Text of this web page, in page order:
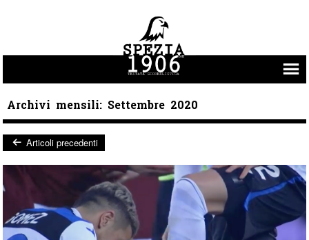
Archivi mensili: Settembre 2020
Post navigation
Articoli precedenti